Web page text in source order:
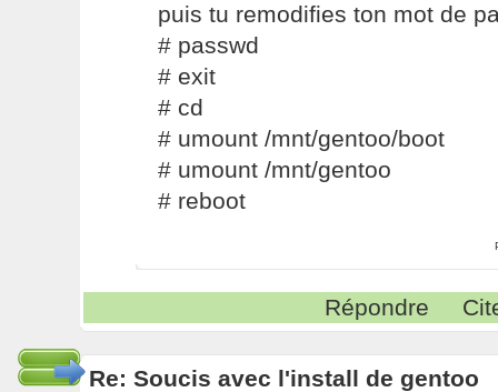
puis tu remodifies ton mot de
# passwd
# exit
# cd
# umount /mnt/gentoo/boot
# umount /mnt/gentoo
# reboot
Répondre
Re: Soucis avec l'install de gentoo